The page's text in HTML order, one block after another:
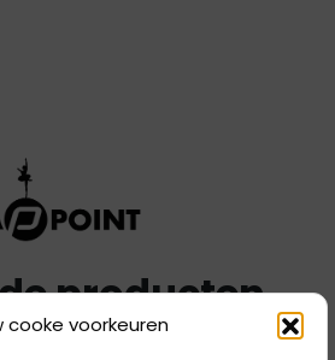
cooke voorkeuren
producten